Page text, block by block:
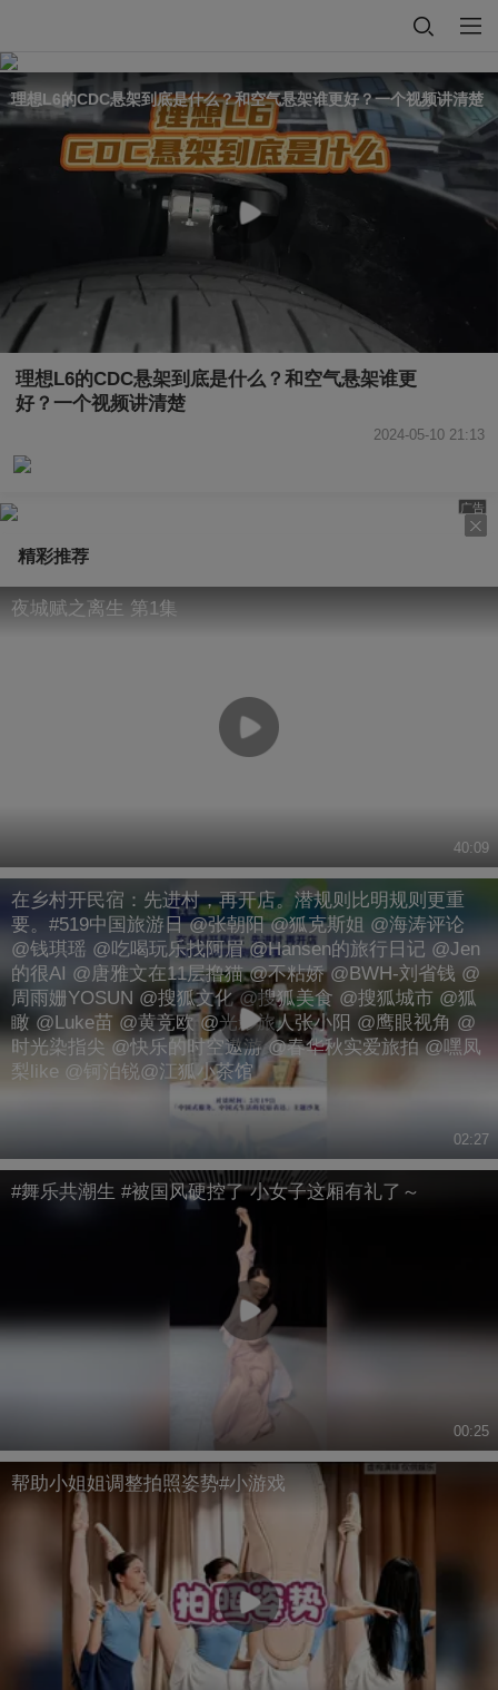
理想L6的CDC悬架到底是什么？和空气悬架谁更好？一个视频讲清楚
理想L6的CDC悬架到底是什么？和空气悬架谁更
好？一个视频讲清楚
2024-05-10 21:13
广告
精彩推荐
夜城赋之离生 第1集
40:09
在乡村开民宿：先进村，再开店。潜规则比明规则更重
要。#519中国旅游日 @张朝阳 @狐克斯姐 @海涛评论
@钱琪瑶 @吃喝玩乐找阿眉 @Hansen的旅行日记 @Jen
的很AI @唐雅文在11层撸猫 @不粘娇 @BWH-刘省钱 @
周雨姗YOSUN @搜狐文化 @搜狐美食 @搜狐城市 @狐
瞰 @Luke苗 @黄竞欧 @光影旅人张小阳 @鹰眼视角 @
时光染指尖 @快乐的时空遨游 @春华秋实爱旅拍 @嘿凤
梨like @钶泊锐@江狐小茶馆
02:27
#舞乐共潮生 #被国风硬控了 小女子这厢有礼了～
00:25
帮助小姐姐调整拍照姿势#小游戏